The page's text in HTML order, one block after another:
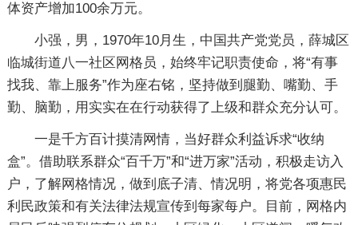
体资产增加100余万元。
小强，男，1970年10月生，中国共产党党员，薛城区
临城街道八一社区网格员，始终牢记职责使命，将“有事
找我、靠上服务”作为座右铭，坚持做到腿勤、嘴勤、手
勤、脑勤，用实实在在行动获得了上级和群众充分认可。
一是千方百计摸清网情，当好群众利益诉求“收纳
盒”。借助联系群众“百千万”和“进万家”活动，积极走访入
户，了解网格情况，做到底子清、情况明，将党各项惠民
利民政策和有关法律法规宣传到每家每户。目前，网格内